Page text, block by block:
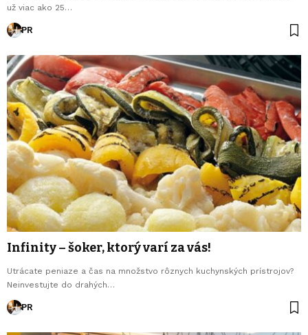
už viac ako 25…
PR
Infinity – šoker, ktorý varí za vás!
Utrácate peniaze a čas na množstvo rôznych kuchynských prístrojov?
Neinvestujte do drahých…
PR